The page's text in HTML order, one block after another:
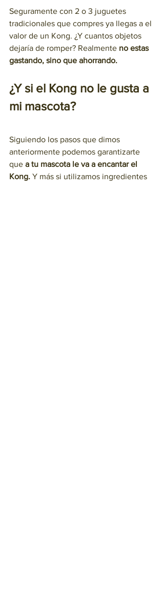
Seguramente con 2 o 3 juguetes
tradicionales que compres ya llegas a el
valor de un Kong. ¿Y cuantos objetos
dejaría de romper? Realmente no estas
gastando, sino que ahorrando.
¿Y si el Kong no le gusta a
mi mascota?
Siguiendo los pasos que dimos
anteriormente podemos garantizarte
que a tu mascota le va a encantar el
Kong. Y más si utilizamos ingredientes